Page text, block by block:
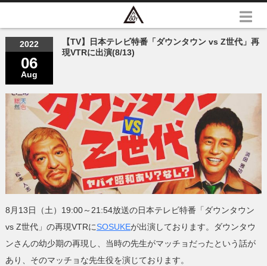
2022
06
Aug
【TV】日本テレビ特番「ダウンタウン vs Z世代」再
現VTRに出演(8/13)
8月13日（土）19:00～21:54放送の日本テレビ特番「ダウンタウン
vs Z世代」の再現VTRにSOSUKEが出演しております。ダウンタウ
ンさんの幼少期の再現し、当時の先生がマッチョだったという話が
あり、そのマッチョな先生役を演じております。